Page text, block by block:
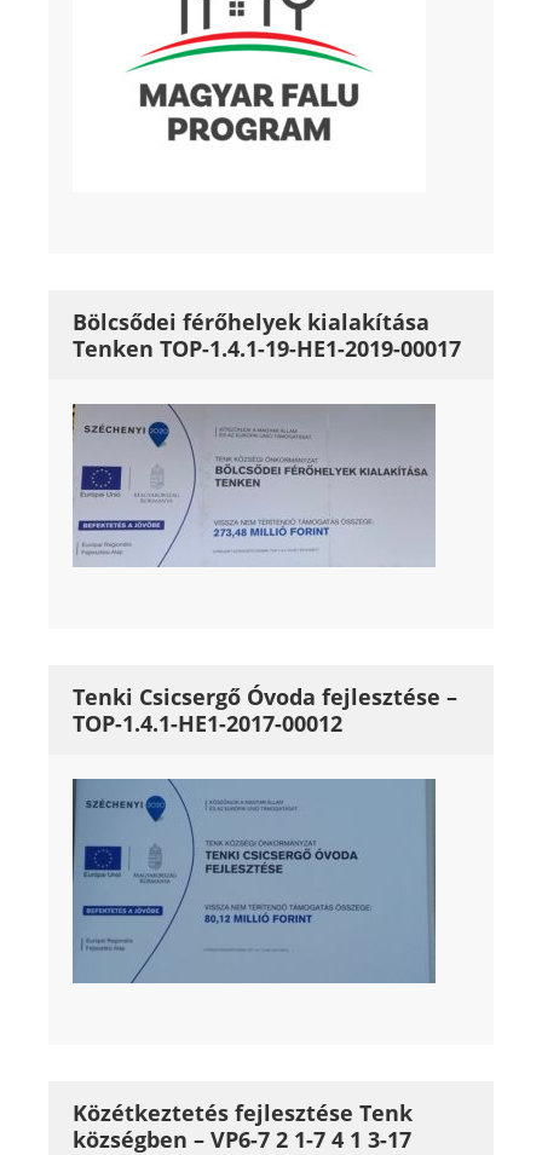
Bölcsődei férőhelyek kialakítása
Tenken TOP-1.4.1-19-HE1-2019-00017
Tenki Csicsergő Óvoda fejlesztése –
TOP-1.4.1-HE1-2017-00012
Közétkeztetés fejlesztése Tenk
községben – VP6-7 2 1-7 4 1 3-17